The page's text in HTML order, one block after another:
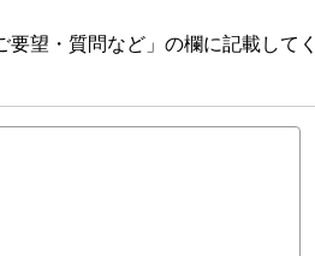
望・質問など」の欄に記載してく